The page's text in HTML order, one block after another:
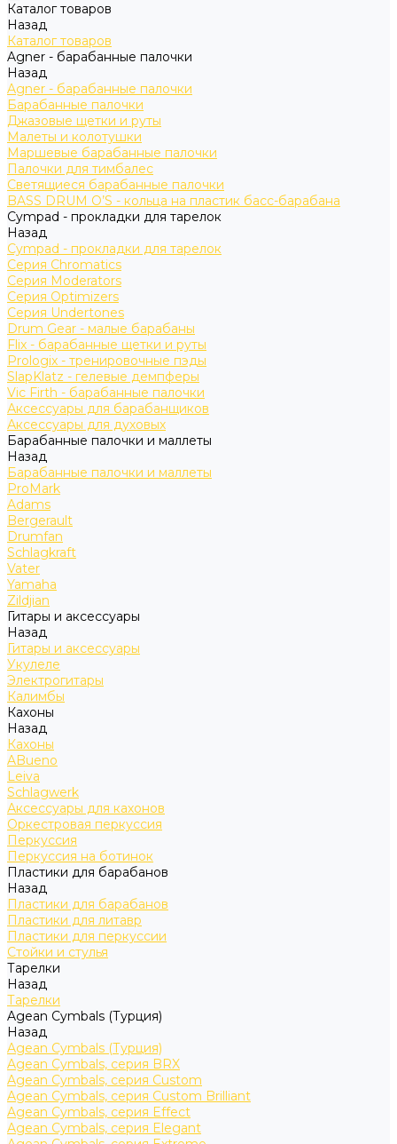
Каталог товаров
Назад
Каталог товаров
Agner - барабанные палочки
Назад
Agner - барабанные палочки
Барабанные палочки
Джазовые щетки и руты
Малеты и колотушки
Маршевые барабанные палочки
Палочки для тимбалес
Светящиеся барабанные палочки
BASS DRUM O’S - кольца на пластик басс-барабана
Cympad - прокладки для тарелок
Назад
Cympad - прокладки для тарелок
Серия Chromatics
Серия Moderators
Серия Optimizers
Серия Undertones
Drum Gear - малые барабаны
Flix - барабанные щетки и руты
Prologix - тренировочные пэды
SlapKlatz - гелевые демпферы
Vic Firth - барабанные палочки
Аксессуары для барабанщиков
Аксессуары для духовых
Барабанные палочки и маллеты
Назад
Барабанные палочки и маллеты
ProMark
Adams
Bergerault
Drumfan
Schlagkraft
Vater
Yamaha
Zildjian
Гитары и аксессуары
Назад
Гитары и аксессуары
Укулеле
Электрогитары
Калимбы
Кахоны
Назад
Кахоны
ABueno
Leiva
Schlagwerk
Аксессуары для кахонов
Оркестровая перкуссия
Перкуссия
Перкуссия на ботинок
Пластики для барабанов
Назад
Пластики для барабанов
Пластики для литавр
Пластики для перкуссии
Стойки и стулья
Тарелки
Назад
Тарелки
Agean Cymbals (Турция)
Назад
Agean Cymbals (Турция)
Agean Cymbals, серия BRX
Agean Cymbals, серия Custom
Agean Cymbals, серия Custom Brilliant
Agean Cymbals, серия Effect
Agean Cymbals, серия Elegant